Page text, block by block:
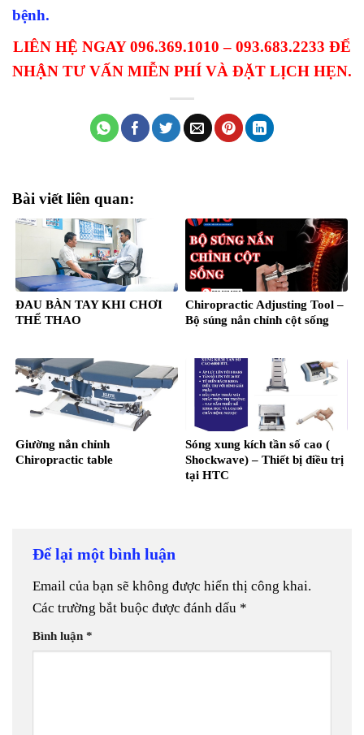
bệnh.
LIÊN HỆ NGAY 096.369.1010 – 093.683.2233 ĐỂ
NHẬN TƯ VẤN MIỄN PHÍ VÀ ĐẶT LỊCH HẸN.
Bài viết liên quan:
ĐAU BÀN TAY KHI CHƠI
THỂ THAO
Chiropractic Adjusting Tool –
Bộ súng nắn chỉnh cột sống
Giường nắn chỉnh
Chiropractic table
Sóng xung kích tần số cao (
Shockwave) – Thiết bị điều trị
tại HTC
Để lại một bình luận
Email của bạn sẽ không được hiển thị công khai.
Các trường bắt buộc được đánh dấu *
Bình luận *